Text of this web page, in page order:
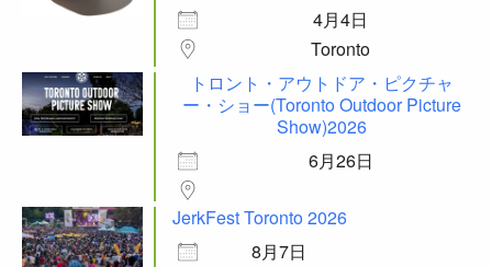
4月4日
Toronto
トロント・アウトドア・ピクチャ
ー・ショー(Toronto Outdoor Picture
Show)2026
6月26日
JerkFest Toronto 2026
8月7日